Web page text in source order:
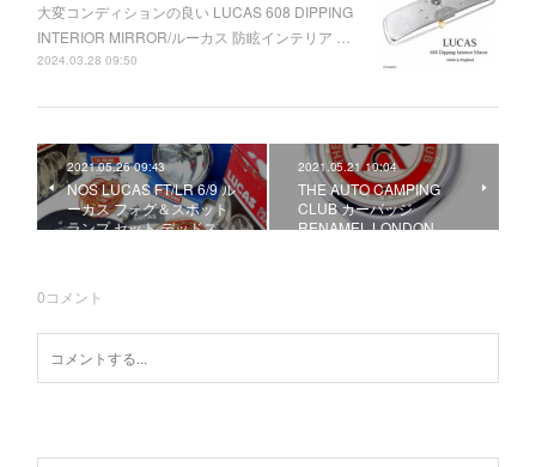
大変コンディションの良い LUCAS 608 DIPPING
INTERIOR MIRROR/ルーカス 防眩インテリア …
2024.03.28 09:50
2021.05.26 09:43
NOS LUCAS FT/LR 6/9 ル
ーカス フォグ＆スポット
ランプ セット デッドス…
2021.05.21 10:04
THE AUTO CAMPING
CLUB カーバッジ
RENAMEL LONDON
0コメント